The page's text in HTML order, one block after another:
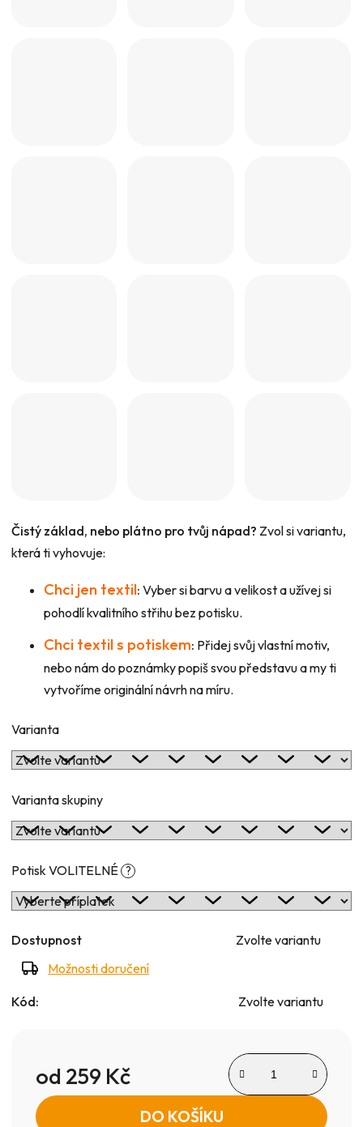
Čistý základ, nebo plátno pro tvůj nápad? Zvol si variantu,
která ti vyhovuje:
Chci jen textil: Vyber si barvu a velikost a užívej si
pohodlí kvalitního střihu bez potisku.
Chci textil s potiskem: Přidej svůj vlastní motiv,
nebo nám do poznámky popiš svou představu a my ti
vytvoříme originální návrh na míru.
Varianta
Varianta skupiny
Potisk VOLITELNÉ ?
Dostupnost
Zvolte variantu
Možnosti doručení
Kód: Zvolte variantu
od 259 Kč
Měrná cena:
DO KOŠÍKU